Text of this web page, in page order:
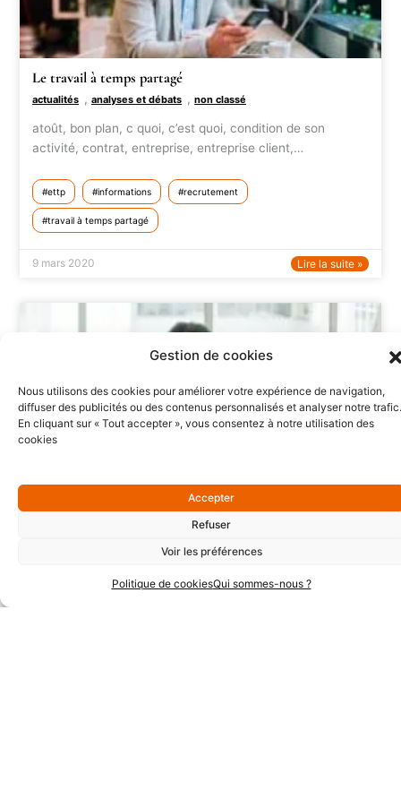
Gestion de cookies
Nous utilisons des cookies pour améliorer votre expérience de navigation,
diffuser des publicités ou des contenus personnalisés et analyser notre trafic.
En cliquant sur « Tout accepter », vous consentez à notre utilisation des
cookies
Accepter
Refuser
Voir les préférences
Politique de cookiesQui sommes-nous ?
Le travail à temps partagé
actualités ,analyses et débats ,non classé
atoût, bon plan, c quoi, c’est quoi, condition de son
activité, contrat, entreprise, entreprise client,…
ettp informations recrutement
travail à temps partagé
9 mars 2020 Lire la suite »
non classé
temps partagé » Une communauté de spécialistes de…